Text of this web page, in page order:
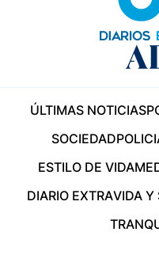
ÚLTIMAS NOTICIAS
SOCIEDAD
ESTILO DE VIDA
DIARIO EXTRAVIDA Y